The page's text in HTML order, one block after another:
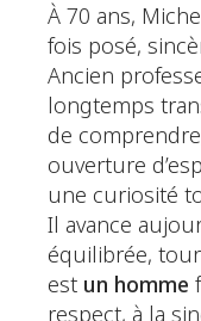
À 70 ans,
fois posé,
Ancien
longtemps
de
ouverture
une curiosité
Il avance
équilibrée,
est un homme